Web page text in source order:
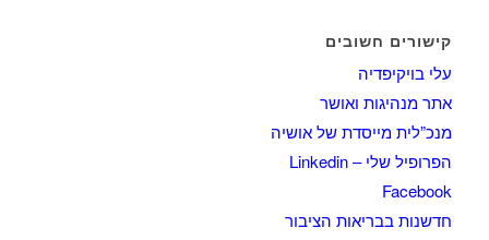
קישורים חשובים
עלי בויקיפדיה
אתר מנהיגות ואושר
מנכ”לית מייסדת של אושיה
הפרופיל שלי – Linkedin
Facebook
חדשנות בבריאות הציבור